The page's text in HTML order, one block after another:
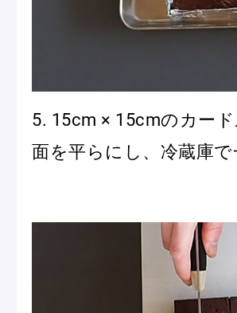
5. 15cm × 15cmのカー
面を平らにし、冷蔵庫